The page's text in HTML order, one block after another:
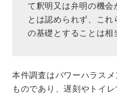
て釈明又は弁明の機会
とは認められず、これ
の基礎とすることは相
本件調査はパワーハラス
ものであり、遅刻やトイ